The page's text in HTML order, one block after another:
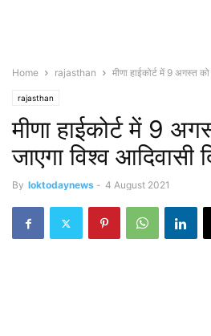
Home rajasthan मीणा हाईकोर्ट में 9 अगस्त
rajasthan
मीणा हाईकोर्ट में 9
जाएगा विश्व आदिवासी
By loktodaynews - 4 August 2021